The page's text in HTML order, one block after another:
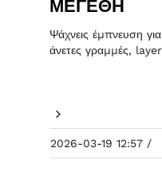
ΜΕΓΈΘΗ
Ψάχνεις έμπνευση
άνετες γραμμές, layer
2026-03-19 12:57 /